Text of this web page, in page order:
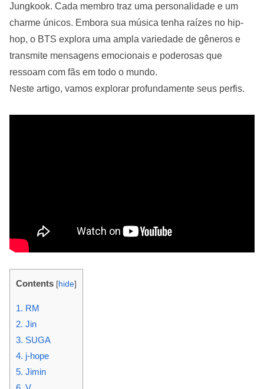
Jungkook. Cada membro traz uma personalidade e um
charme únicos. Embora sua música tenha raízes no hip-
hop, o BTS explora uma ampla variedade de gêneros e
transmite mensagens emocionais e poderosas que
ressoam com fãs em todo o mundo.
Neste artigo, vamos explorar profundamente seus perfis.
Contents [hide]
1. RM
2. Jin
3. SUGA
4. j-hope
5. Jimin